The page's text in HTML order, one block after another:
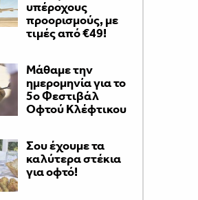
υπέροχους
προορισμούς, με
τιμές από €49!
Μάθαμε την
ημερομηνία για το
5ο Φεστιβάλ
Οφτού Κλέφτικου
Σου έχουμε τα
καλύτερα στέκια
για οφτό!